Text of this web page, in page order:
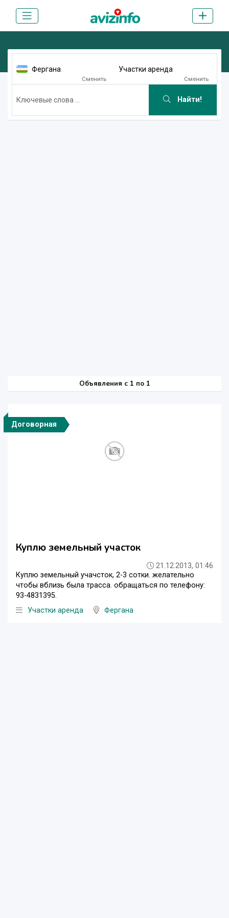
Фергана
Сменить
Участки аренда
Сменить
Найти!
Объявления c 1 по 1
Договорная
Куплю земельный участок
21.12.2013, 01:46
Куплю земельный учачсток, 2-3 сотки. желательно
чтобы вблизь была трасса. обращаться по телефону:
93-4831395.
Участки аренда
Фергана